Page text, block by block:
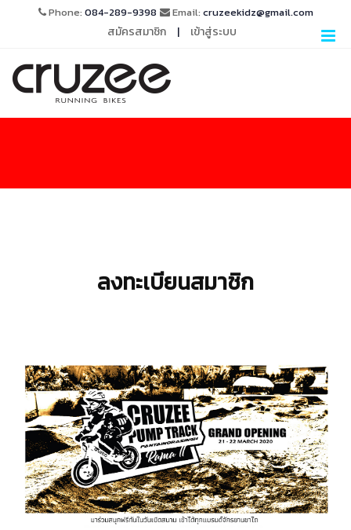
Phone: 084-289-9398 Email: cruzeekidz@gmail.com
สมัครสมาชิก | เข้าสู่ระบบ
ลงทะเบียนสมาชิก